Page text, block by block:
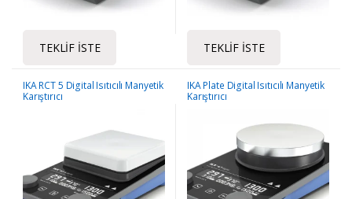
TEKLIF İSTE TEKLIF İSTE
IKA RCT 5 Digital Isıtıcılı Manyetik
Karıştırıcı
IKA Plate Digital Isıtıcılı Manyetik
Karıştırıcı